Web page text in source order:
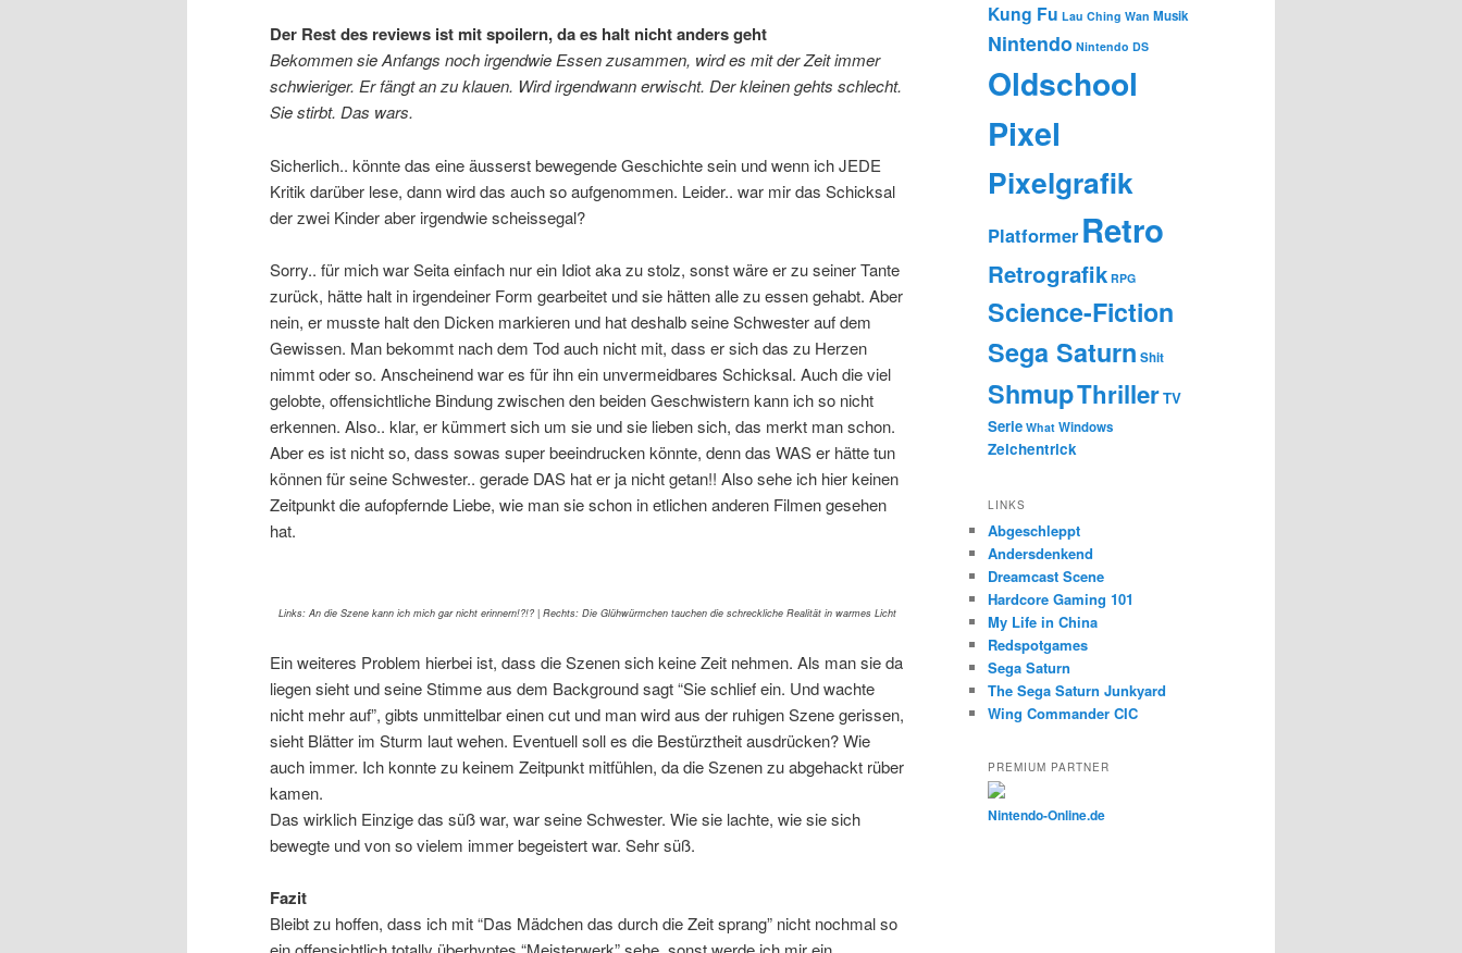
Der Rest des reviews ist mit spoilern, da es halt nicht anders geht
Bekommen sie Anfangs noch irgendwie Essen zusammen, wird es mit der Zeit immer
schwieriger. Er fängt an zu klauen. Wird irgendwann erwischt. Der kleinen gehts schlecht.
Sie stirbt. Das wars.
Sicherlich.. könnte das eine äusserst bewegende Geschichte sein und wenn ich JEDE
Kritik darüber lese, dann wird das auch so aufgenommen. Leider.. war mir das Schicksal
der zwei Kinder aber irgendwie scheissegal?
Sorry.. für mich war Seita einfach nur ein Idiot aka zu stolz, sonst wäre er zu seiner Tante
zurück, hätte halt in irgendeiner Form gearbeitet und sie hätten alle zu essen gehabt. Aber
nein, er musste halt den Dicken markieren und hat deshalb seine Schwester auf dem
Gewissen. Man bekommt nach dem Tod auch nicht mit, dass er sich das zu Herzen
nimmt oder so. Anscheinend war es für ihn ein unvermeidbares Schicksal. Auch die viel
gelobte, offensichtliche Bindung zwischen den beiden Geschwistern kann ich so nicht
erkennen. Also.. klar, er kümmert sich um sie und sie lieben sich, das merkt man schon.
Aber es ist nicht so, dass sowas super beeindrucken könnte, denn das WAS er hätte tun
können für seine Schwester.. gerade DAS hat er ja nicht getan!! Also sehe ich hier keinen
Zeitpunkt die aufopfernde Liebe, wie man sie schon in etlichen anderen Filmen gesehen
hat.
Links: An die Szene kann ich mich gar nicht erinnern!?!? | Rechts: Die Glühwürmchen tauchen die schreckliche Realität in warmes Licht
Ein weiteres Problem hierbei ist, dass die Szenen sich keine Zeit nehmen. Als man sie da
liegen sieht und seine Stimme aus dem Background sagt “Sie schlief ein. Und wachte
nicht mehr auf”, gibts unmittelbar einen cut und man wird aus der ruhigen Szene gerissen,
sieht Blätter im Sturm laut wehen. Eventuell soll es die Bestürztheit ausdrücken? Wie
auch immer. Ich konnte zu keinem Zeitpunkt mitfühlen, da die Szenen zu abgehackt rüber
kamen.
Das wirklich Einzige das süß war, war seine Schwester. Wie sie lachte, wie sie sich
bewegte und von so vielem immer begeistert war. Sehr süß.
Fazit
Bleibt zu hoffen, dass ich mit “Das Mädchen das durch die Zeit sprang” nicht nochmal so
Kung Fu Lau Ching Wan Musik
Nintendo Nintendo DS
Oldschool
Pixel
Pixelgrafik
Platformer Retro
Retrografik RPG
Science-Fiction
Sega Saturn Shit
ShmupThrillerTV
Serie What Windows
Zeichentrick
LINKS
Abgeschleppt
Andersdenkend
Dreamcast Scene
Hardcore Gaming 101
My Life in China
Redspotgames
Sega Saturn
The Sega Saturn Junkyard
Wing Commander CIC
PREMIUM PARTNER
Nintendo-Online.de